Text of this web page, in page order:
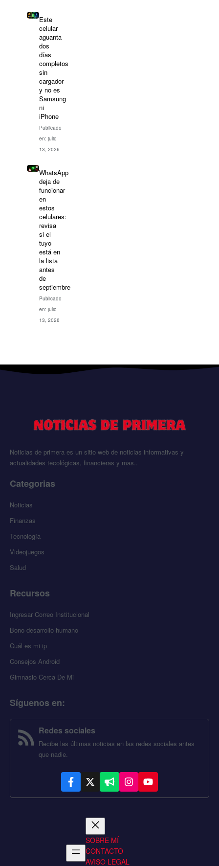
Este
celular
aguanta
dos
días
completos
sin
cargador
y no es
Samsung
ni
iPhone
Publicado
en: julio
13, 2026
WhatsApp
deja de
funcionar
en
estos
celulares:
revisa
si el
tuyo
está en
la lista
antes
de
septiembre
Publicado
en: julio
13, 2026
Noticias de primera es un sitio web de noticias informativas y
actualidades tecológicas, financieras y mas..
Categorias
Noticias
Finanzas
Tecnología
Videojuegos
Salud
Recursos
Ingresar Correo Institucional
Bono desarrollo humano
Cuál es mi ip
Consejos Android
Gimnasio Cerca De Mi
Síguenos en:
Redes sociales
Recibe las últimas noticias en las redes sociales antes
que nadie.
SOBRE MÍ
CONTACTO
AVISO LEGAL